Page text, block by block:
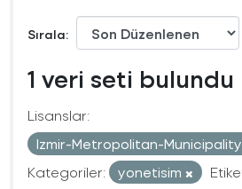
Sırala
1 veri seti bulundu
Lisanslar:
Izmir-Metropolitan-
Kategoriler:
yonetisim